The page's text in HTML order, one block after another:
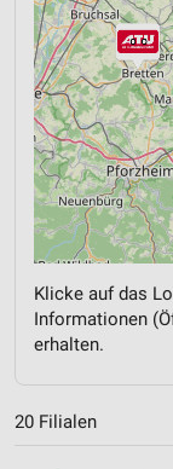
Klicke auf das
Informationen
erhalten.
20 Filialen